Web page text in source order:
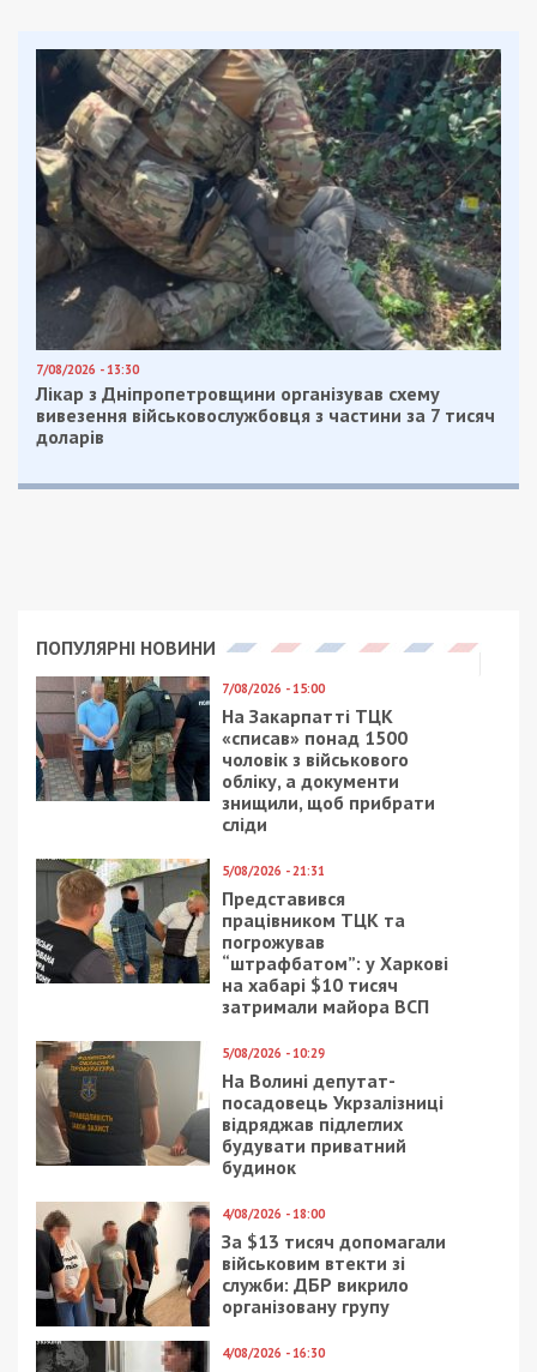
за останніми новинами!
Приєднатися
Читайте також
Предыдущая статья:
Командира российской бригады
наградили орденом за тупость
Следующая статья:
Мир поможет, но работать днепрянам
23/04/2019 - 14:41
В Днепре
заминировали ночной
18/12/2020 - 11:58
В Днепре ожидается
туман, объявлен
24/10/2023 - 7:47
Дніпровська міська
влада про стан роботи
комунальних служб 24
26/03/2024 - 16:00
У Києві створять
комунальне